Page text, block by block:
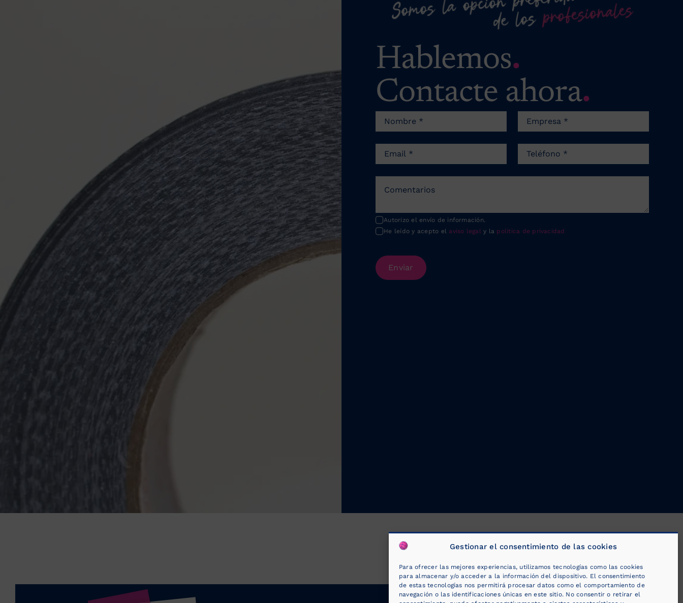
Gestionar el consentimiento de las cookies
Para ofrecer las mejores experiencias, utilizamos tecnologías como las cookies
para almacenar y/o acceder a la información del dispositivo. El consentimiento
de estas tecnologías nos permitirá procesar datos como el comportamiento de
navegación o las identificaciones únicas en este sitio. No consentir o retirar el
Hablemos.
Contacte ahora.
Autorizo el envío de información.
He leído y acepto el aviso legal y la política de privacidad
Enviar